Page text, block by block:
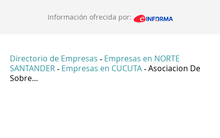
Información ofrecida por:
Directorio de Empresas - Empresas en NORTE
SANTANDER - Empresas en CUCUTA - Asociacion De
Sobre...